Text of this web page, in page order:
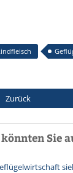
Zurück
Sie